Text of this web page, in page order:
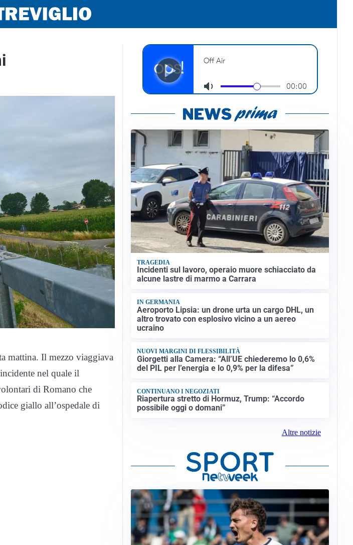
mattina. Il mezzo viaggiava
nel quale il
di Romano che
giallo all’ospedale di
TRAGEDIA
Incidenti sul lavoro, operaio muore schiacciato da
alcune lastre di marmo a Carrara
IN GERMANIA
Aeroporto Lipsia: un drone urta un cargo DHL, un
altro trovato con esplosivo vicino a un aereo
ucraino
NUOVI MARGINI DI FLESSIBILITÀ
Giorgetti alla Camera: “All’UE chiederemo lo 0,6%
del PIL per l’energia e lo 0,9% per la difesa”
CONTINUANO I NEGOZIATI
Riapertura stretto di Hormuz, Trump: “Accordo
possibile oggi o domani”
Altre notizie